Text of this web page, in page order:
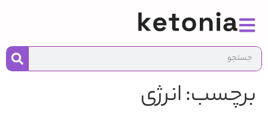
برچسب:انرژی